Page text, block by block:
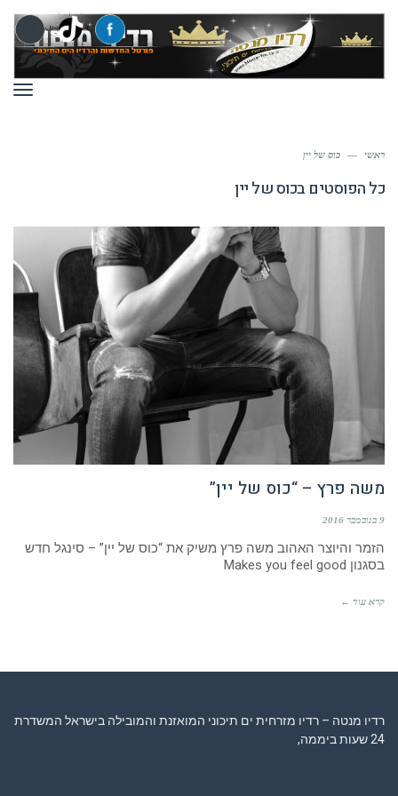
ראשי — כוס של יין
כל הפוסטים בכוס של יין
משה פרץ – “כוס של יין”
9 בנובמבר 2016
הזמר והיוצר האהוב משה פרץ משיק את “כוס של יין” – סינגל חדש
בסגנון Makes you feel good
קרא עוד ←
רדיו מנטה – רדיו מזרחית ים תיכוני המואזנת והמובילה בישראל המשדרת
24 שעות ביממה,